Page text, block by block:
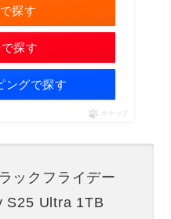
探す
探す
ングで探す
ポチップ
ックフライデー
S25 Ultra 1TB